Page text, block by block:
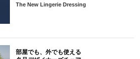
The New Lingerie Dressing
部屋でも、外でも使える